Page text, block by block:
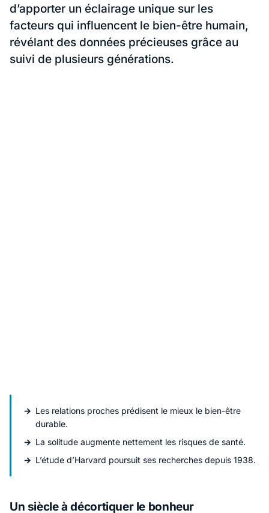
d’apporter un éclairage unique sur les
facteurs qui influencent le bien-être humain,
révélant des données précieuses grâce au
suivi de plusieurs générations.
Les relations proches prédisent le mieux le bien-être
durable.
La solitude augmente nettement les risques de santé.
L’étude d’Harvard poursuit ses recherches depuis 1938.
Un siècle à décortiquer le bonheur